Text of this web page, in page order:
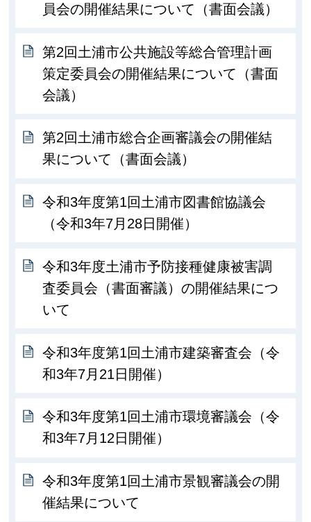
員会の開催結果について（書面会議）
第2回土浦市公共施設等総合管理計画
策定委員会の開催結果について（書面
会議）
第2回土浦市総合企画審議会の開催結
果について（書面会議）
令和3年度第1回土浦市図書館協議会
（令和3年7月28日開催）
令和3年度土浦市予防接種健康被害調
査委員会（書面審議）の開催結果につ
いて
令和3年度第1回土浦市建築審査会（令
和3年7月21日開催）
令和3年度第1回土浦市環境審議会（令
和3年7月12日開催）
令和3年度第1回土浦市景観審議会の開
催結果について